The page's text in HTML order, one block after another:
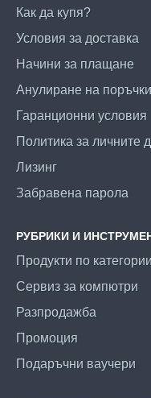
Как да купя?
Условия за доставка
Начини за плащане
Анулиране на
Гаранционни условия
Политика за личните
Лизинг
Забравена парола
РУБРИКИ И
Продукти по
Сервиз за компютри
Разпродажба
Промоция
Подаръчни ваучери